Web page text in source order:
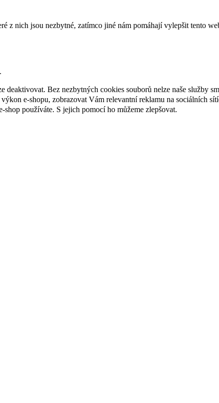
z nich jsou nezbytné, zatímco jiné nám pomáhají vylepšit tento
deaktivovat. Bez nezbytných cookies souborů nelze naše služby
e-shopu, zobrazovat Vám relevantní reklamu na sociálních
používáte. S jejich pomocí ho můžeme zlepšovat.